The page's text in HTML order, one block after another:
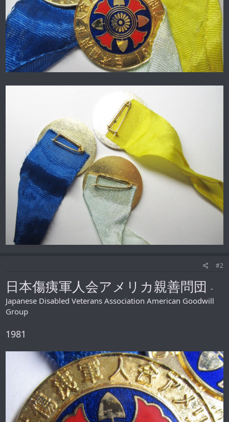
#2
日本傷痍軍人会アメリカ親善問団 -
Japanese Disabled Veterans Association American Goodwill
Group
1981